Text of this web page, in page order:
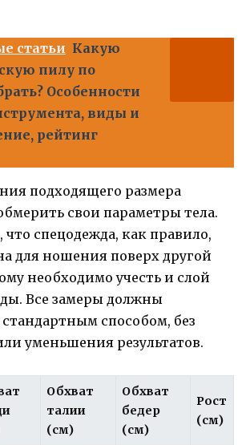
статьи Какую
пилу по
Особенности
виды и
рейтинг
подходящего размера
свои параметры тела.
что спецодежда, как правило,
для ношения поверх другой
необходимо учесть и слой
Все замеры должны
способом, без
уменьшения результатов.
Обхват
талии
(см)
Обхват
бедер
(см)
Рост
(см)